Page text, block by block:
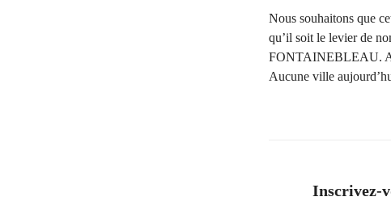
Nous souhaitons que
qu’il soit le levier de
FONTAINEBLEAU.
Aucune ville
Inscrivez-